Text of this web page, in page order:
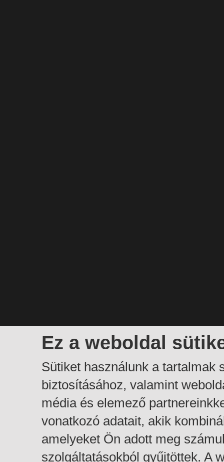
Ez a weboldal
Sütiket használunk a tartalmak
biztosításához, valamint
média és elemező
vonatkozó adatait, akik
amelyeket Ön adott meg
szolgáltatásokból gyűjtöttek. A